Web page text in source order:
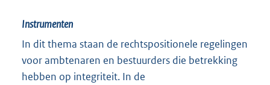
Instrumenten
In dit thema staan de rechtspositionele regelingen
voor ambtenaren en bestuurders die betrekking
hebben op integriteit. In de